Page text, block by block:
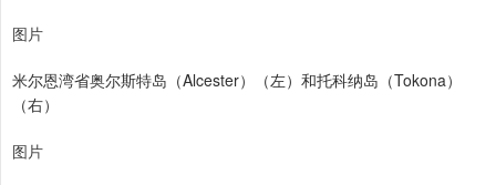
图片
米尔恩湾省奥尔斯特岛（Alcester）（左）和托科纳岛（Tokona）
（右）
图片